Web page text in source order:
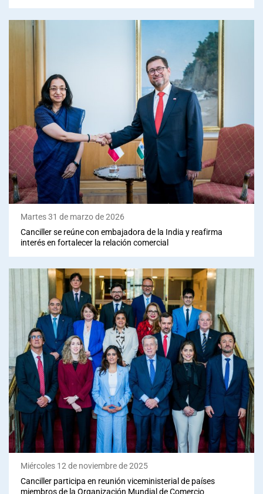
Martes 31 de marzo de 2026
Canciller se reúne con embajadora de la India y reafirma
interés en fortalecer la relación comercial
Miércoles 12 de noviembre de 2025
Canciller participa en reunión viceministerial de países
miembros de la Organización Mundial de Comercio